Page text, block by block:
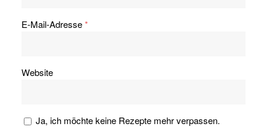
E-Mail-Adresse*
Website
Ja, ich möchte keine Rezepte mehr verpassen.